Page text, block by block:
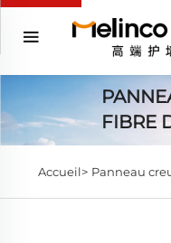
FIBRE
Accueil> Panneau